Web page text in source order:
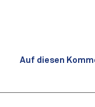
Auf diesen